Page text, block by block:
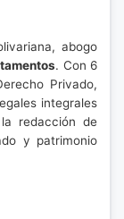
abogo
. Con 6
Privado,
integrales
redacción de
y patrimonio